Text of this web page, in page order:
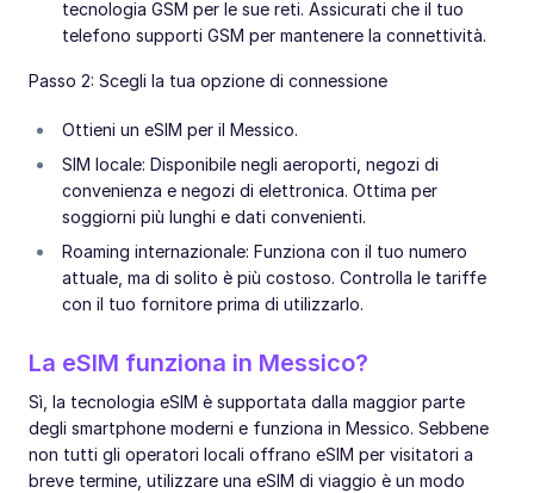
tecnologia GSM per le sue reti. Assicurati che il tuo
telefono supporti GSM per mantenere la connettività.
Passo 2: Scegli la tua opzione di connessione
Ottieni un eSIM per il Messico.
SIM locale: Disponibile negli aeroporti, negozi di
convenienza e negozi di elettronica. Ottima per
soggiorni più lunghi e dati convenienti.
Roaming internazionale: Funziona con il tuo numero
attuale, ma di solito è più costoso. Controlla le tariffe
con il tuo fornitore prima di utilizzarlo.
La eSIM funziona in Messico?
Sì, la tecnologia eSIM è supportata dalla maggior parte
degli smartphone moderni e funziona in Messico. Sebbene
non tutti gli operatori locali offrano eSIM per visitatori a
breve termine, utilizzare una eSIM di viaggio è un modo